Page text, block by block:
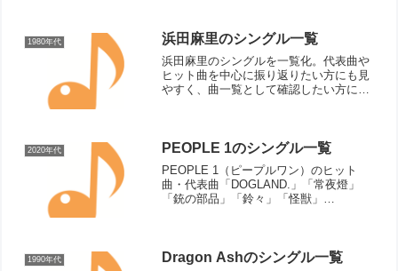
1980年代 浜田麻里のシングル一覧
浜田麻里のシングルを一覧化。代表曲や
ヒット曲を中心に振り返りたい方にも見
やすく、曲一覧として確認したい方にも
2020年代 PEOPLE 1のシングル一覧
PEOPLE 1（ピープルワン）のヒット
曲・代表曲「DOGLAND.」「常夜燈」
「銃の部品」「鈴々」「怪獣」
「ラヴ・ソング」「アイ...
1990年代 Dragon Ashのシングル一覧